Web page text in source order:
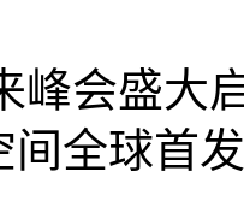
峰会盛大
全球首发